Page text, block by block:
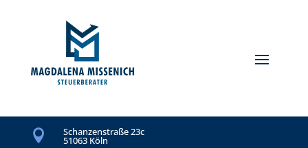
 Schanzenstraße 23c
51063 Köln